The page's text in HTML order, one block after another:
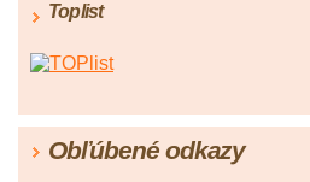
Toplist
Obľúbené odkazy